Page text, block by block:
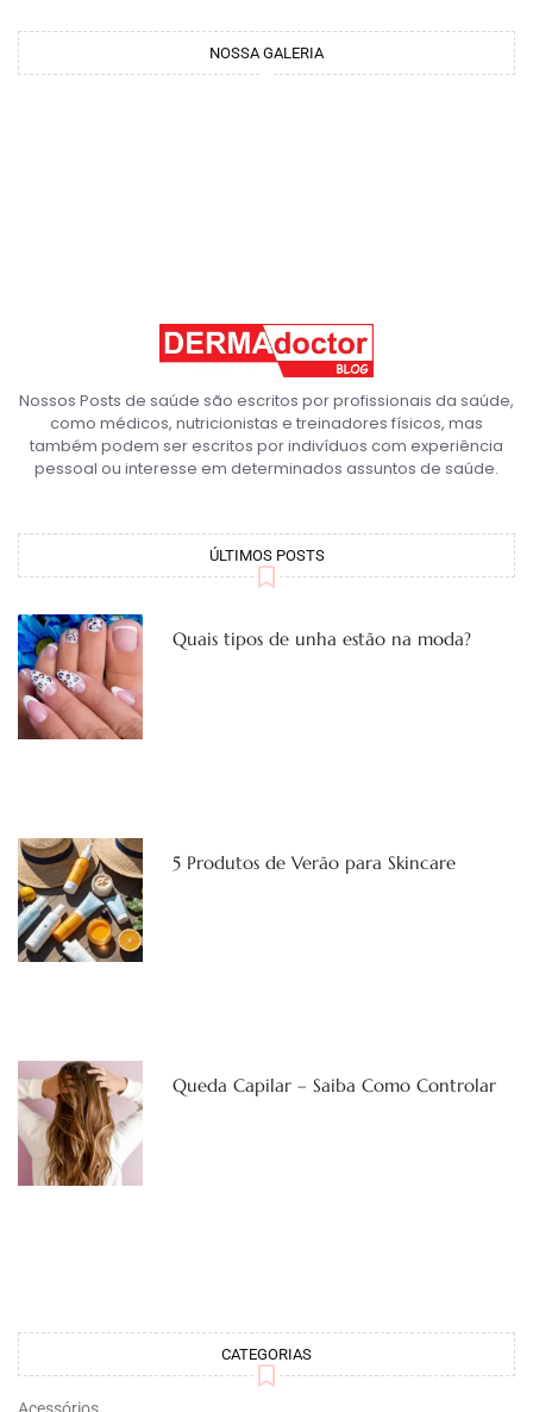
NOSSA GALERIA
Nossos Posts de saúde são escritos por profissionais da saúde,
como médicos, nutricionistas e treinadores físicos, mas
também podem ser escritos por indivíduos com experiência
pessoal ou interesse em determinados assuntos de saúde.
ÚLTIMOS POSTS
Quais tipos de unha estão na moda?
5 Produtos de Verão para Skincare
Queda Capilar – Saiba Como Controlar
CATEGORIAS